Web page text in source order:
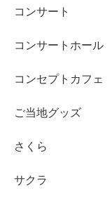
コンサート
コンサートホール
コンセプトカフェ
ご当地グッズ
さくら
サクラ